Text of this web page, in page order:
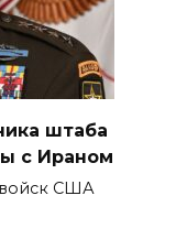
штаба
с Ираном
войск США